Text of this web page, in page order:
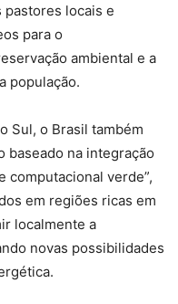
pastores locais e
para o
ambiental e a
população.
Sul, o Brasil também
baseado na integração
computacional verde”,
em regiões ricas em
localmente a
novas possibilidades